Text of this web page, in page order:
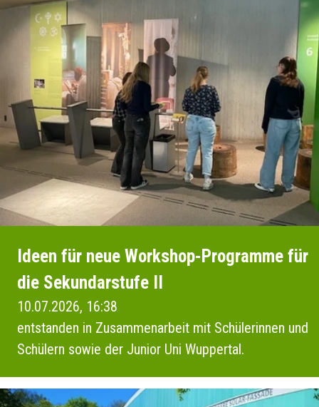
Ideen für neue Workshop-Programme für
die Sekundarstufe II
10.07.2026, 16:38
entstanden in Zusammenarbeit mit Schülerinnen und
Schülern sowie der Junior Uni Wuppertal.